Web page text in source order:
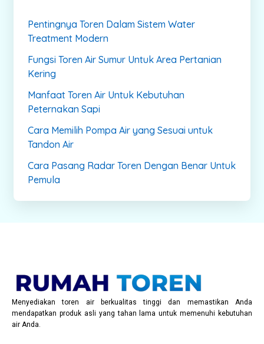
Pentingnya Toren Dalam Sistem Water
Treatment Modern
Fungsi Toren Air Sumur Untuk Area Pertanian
Kering
Manfaat Toren Air Untuk Kebutuhan
Peternakan Sapi
Cara Memilih Pompa Air yang Sesuai untuk
Tandon Air
Cara Pasang Radar Toren Dengan Benar Untuk
Pemula
Menyediakan toren air berkualitas tinggi dan memastikan Anda
mendapatkan produk asli yang tahan lama untuk memenuhi kebutuhan
air Anda.